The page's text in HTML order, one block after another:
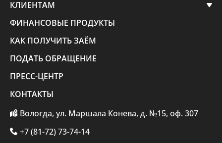
КЛИЕНТАМ
ФИНАНСОВЫЕ ПРОДУКТЫ
КАК ПОЛУЧИТЬ ЗАЁМ
ПОДАТЬ ОБРАЩЕНИЕ
ПРЕСС-ЦЕНТР
КОНТАКТЫ
Вологда, ул. Маршала Конева, д. №15, оф. 307
+7 (81-72) 73-74-14